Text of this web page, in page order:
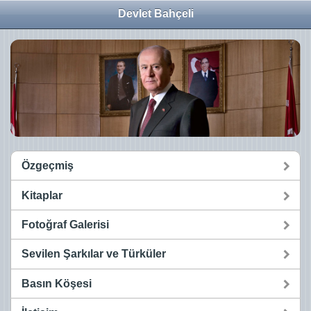
Devlet Bahçeli
Özgeçmiş
Kitaplar
Fotoğraf Galerisi
Sevilen Şarkılar ve Türküler
Basın Köşesi